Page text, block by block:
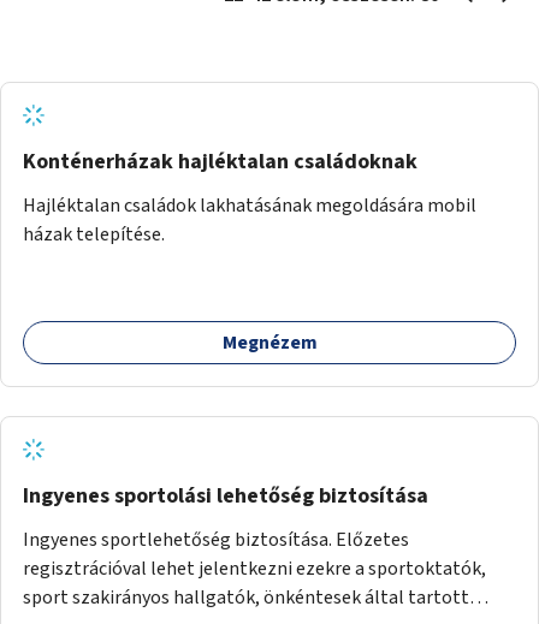
Konténerházak hajléktalan családoknak
Hajléktalan családok lakhatásának megoldására mobil
házak telepítése.
Megnézem
Ingyenes sportolási lehetőség biztosítása
Ingyenes sportlehetőség biztosítása. Előzetes
regisztrációval lehet jelentkezni ezekre a sportoktatók,
sport szakirányos hallgatók, önkéntesek által tartott